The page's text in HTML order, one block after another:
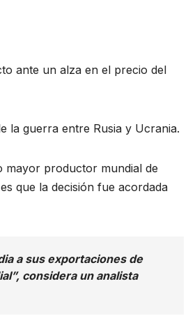
ante un alza en el precio del
la guerra entre Rusia y Ucrania.
mayor productor mundial de
que la decisión fue acordada
a sus exportaciones de
considera un analista